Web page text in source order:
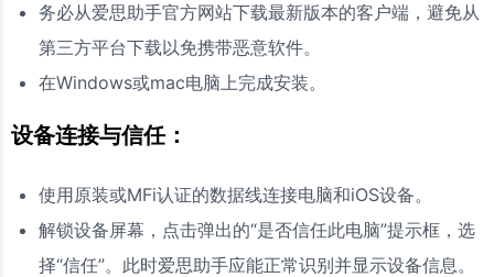
务必从爱思助手官方网站下载最新版本的客户端，避免从
第三方平台下载以免携带恶意软件。
在Windows或mac电脑上完成安装。
设备连接与信任：
使用原装或MFi认证的数据线连接电脑和iOS设备。
解锁设备屏幕，点击弹出的“是否信任此电脑”提示框，选
择“信任”。此时爱思助手应能正常识别并显示设备信息。